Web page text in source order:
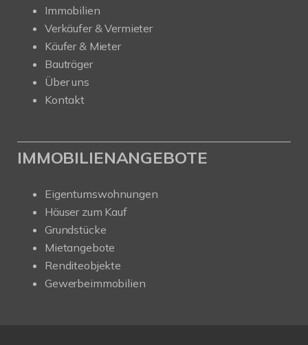
Immobilien
Verkäufer & Vermieter
Käufer & Mieter
Bauträger
Über uns
Kontakt
IMMOBILIENANGEBOTE
Eigentumswohnungen
Häuser zum Kauf
Grundstücke
Mietangebote
Renditeobjekte
Gewerbeimmobilien